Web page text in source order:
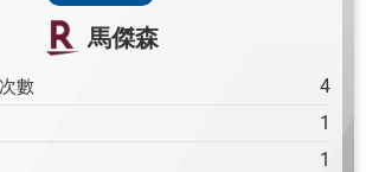
馬傑森
數 4
1
1